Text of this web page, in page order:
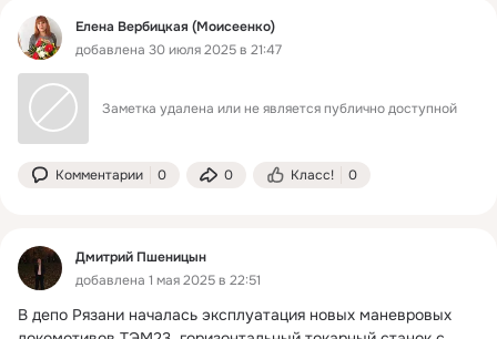
Елена Вербицкая (Моисеенко)
добавлена 30 июля 2025 в 21:47
Заметка удалена или не является публично доступной
Комментарии 0 0 Класс! 0
Дмитрий Пшеницын
добавлена 1 мая 2025 в 22:51
В депо Рязани началась эксплуатация новых маневровых